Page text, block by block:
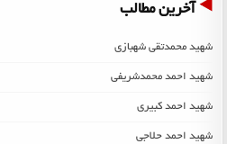
آخرین مطالب
شهید محمدتقی شهبازی
شهید احمد محمدشریفی
شهید احمد کبیری
شهید احمد حلاجی